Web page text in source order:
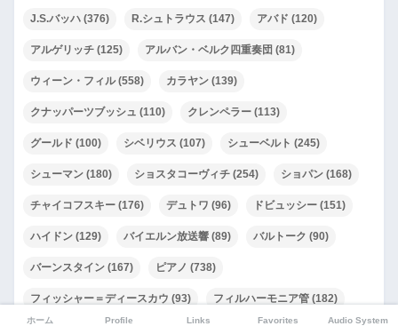
J.S.バッハ (376) R.シュトラウス (147) アバド (120)
アルゲリッチ (125) アルバン・ベルク四重奏団 (81)
ウィーン・フィル(558) カラヤン (139)
クナッパーツブッシュ (110) クレンペラー (113)
グールド (100) シベリウス (107) シューベルト (245)
シューマン (180) ショスタコーヴィチ (254) ショパン (168)
チャイコフスキー (176) デュトワ (96) ドビュッシー (151)
ハイドン (129) バイエルン放送響 (89) バルトーク (90)
バーンスタイン (167) ピアノ (738)
フィッシャー＝ディースカウ (93) フィルハーモニア管 (182)
ホーム Profile Links Favorites Audio System